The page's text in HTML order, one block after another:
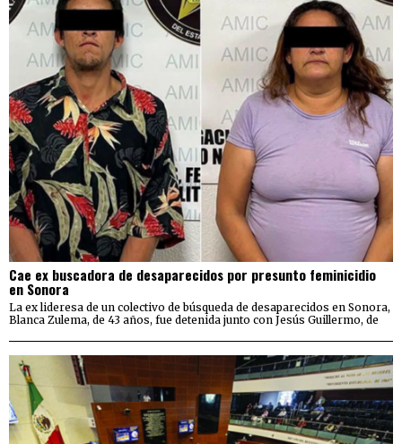
Cae ex buscadora de desaparecidos por presunto feminicidio
en Sonora
La ex lideresa de un colectivo de búsqueda de desaparecidos en Sonora,
Blanca Zulema, de 43 años, fue detenida junto con Jesús Guillermo, de